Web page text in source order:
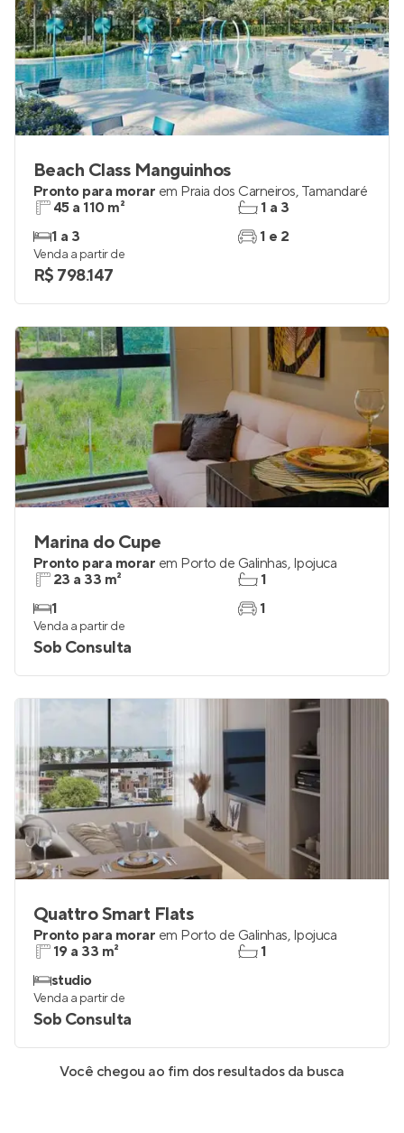
Beach Class Manguinhos
Pronto para morar em Praia dos Carneiros, Tamandaré
45 a 110 m²
1 a 3
1 a 3
1 e 2
Venda a partir de
R$ 798.147
Marina do Cupe
Pronto para morar em Porto de Galinhas, Ipojuca
23 a 33 m²
1
1
1
Venda a partir de
Sob Consulta
Quattro Smart Flats
Pronto para morar em Porto de Galinhas, Ipojuca
19 a 33 m²
studio
1
Venda a partir de
Sob Consulta
Você chegou ao fim dos resultados da busca